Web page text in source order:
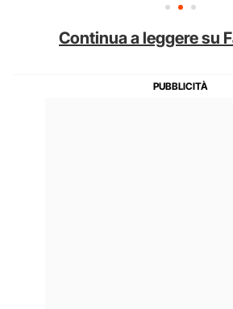
Continua a leggere su